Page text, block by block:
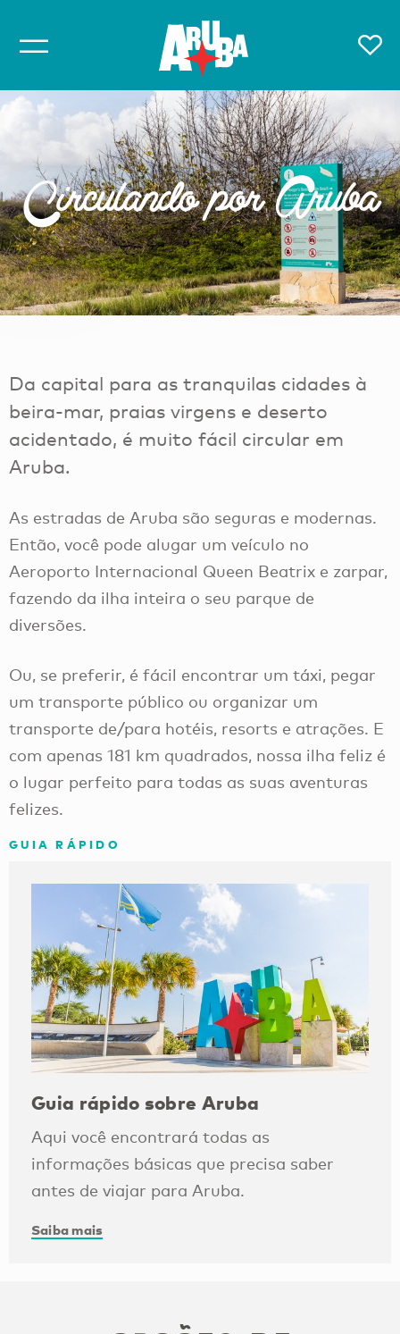
Circulando por Aruba
Da capital para as tranquilas cidades à
beira-mar, praias virgens e deserto
acidentado, é muito fácil circular em
Aruba.
As estradas de Aruba são seguras e modernas.
Então, você pode alugar um veículo no
Aeroporto Internacional Queen Beatrix e zarpar,
fazendo da ilha inteira o seu parque de
diversões.
Ou, se preferir, é fácil encontrar um táxi, pegar
um transporte público ou organizar um
transporte de/para hotéis, resorts e atrações. E
com apenas 181 km quadrados, nossa ilha feliz é
o lugar perfeito para todas as suas aventuras
felizes.
GUIA RÁPIDO
Guia rápido sobre Aruba
Aqui você encontrará todas as
informações básicas que precisa saber
antes de viajar para Aruba.
Saiba mais